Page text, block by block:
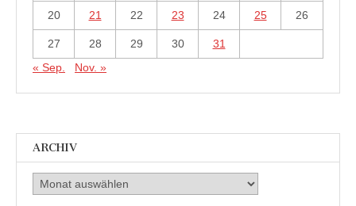
20 21 22 23 24 25 26
27 28 29 30
31
« Sep.
Nov. »
ARCHIV
Archiv